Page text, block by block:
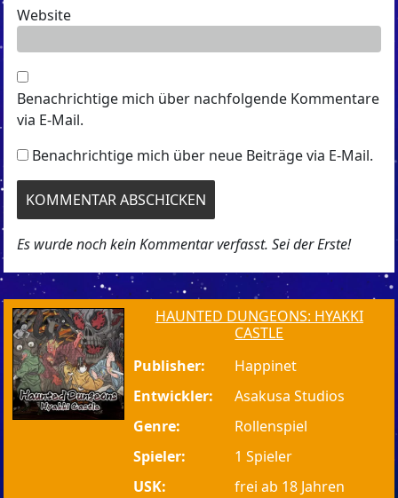
Website
Benachrichtige mich über nachfolgende Kommentare
via E-Mail.
Benachrichtige mich über neue Beiträge via E-Mail.
Es wurde noch kein Kommentar verfasst. Sei der Erste!
HAUNTED DUNGEONS: HYAKKI
CASTLE
Publisher:
Happinet
Entwickler:
Asakusa Studios
Genre:
Rollenspiel
Spieler:
1 Spieler
USK:
frei ab 18 Jahren